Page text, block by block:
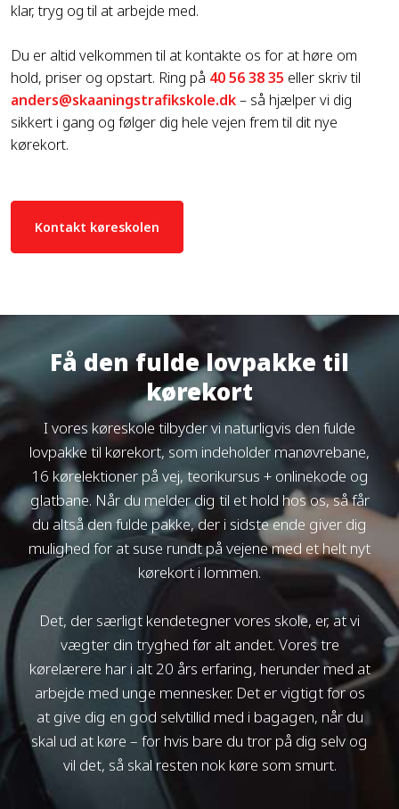
klar, tryg og til at arbejde med.
Du er altid velkommen til at kontakte os for at høre om
hold, priser og opstart. Ring på 40 56 38 35 eller skriv til
anders@skaaningstrafikskole.dk– så hjælper vi dig
sikkert i gang og følger dig hele vejen frem til dit nye
kørekort.​
Kontakt køreskolen
Få den fulde lovpakke til
kørekort
I vores køreskole tilbyder vi naturligvis den fulde
lovpakke til kørekort, som indeholder manøvrebane,
16 kørelektioner på vej, teorikursus + onlinekode og
glatbane. Når du melder dig til et hold hos os, så får
du altså den fulde pakke, der i sidste ende giver dig
mulighed for at suse rundt på vejene med et helt nyt
kørekort i lommen.
Det, der særligt kendetegner vores skole, er, at vi
vægter din tryghed før alt andet. Vores tre
kørelærere har i alt 20 års erfaring, herunder med at
arbejde med unge mennesker. Det er vigtigt for os
at give dig en god selvtillid med i bagagen, når du
skal ud at køre – for hvis bare du tror på dig selv og
vil det, så skal resten nok køre som smurt.